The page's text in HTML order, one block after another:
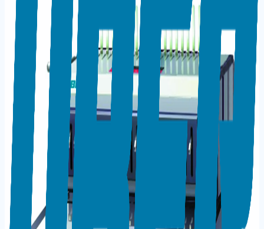
Hassas kapama özelliği Ebat ayarlama özelliği LED
ekran Güvenlik sensörü yaralanma riskini ortadan
kaldırır Akıllı mm ölçü hafıza özelliği Mıknatıslı kapama
alanı Kolay ve kullanışlı tasarım Maksimum tel ölçüsü 1-
1/8mm A4 boyutunda tel kapama 2 YIL GARANTİ
Öne Çıkan Özellikler
Format Uyumluluğu: A4 boyutlarında laminasyon
desteği
Geri Sarma Özelliği: Levha sıkışmalarında pratik
geri alma mekanizması
Garanti: 2 Yıl resmi yetkili servis garantisi
Teknik Bilgiler
Barkod / EAN
6934742100930